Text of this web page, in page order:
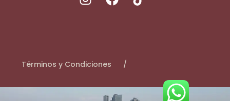
Términos y Condiciones